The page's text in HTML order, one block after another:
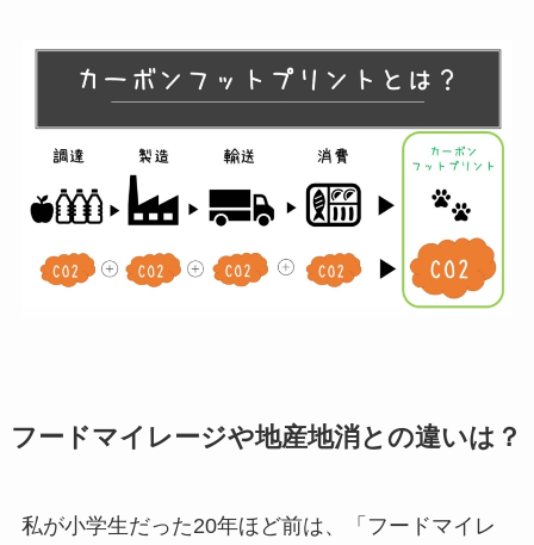
フードマイレージや地産地消との違いは？
私が小学生だった20年ほど前は、「フードマイレ